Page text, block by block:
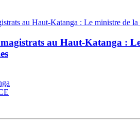
au Haut-Katanga :